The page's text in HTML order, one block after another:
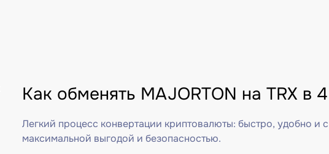
Как обменять MAJORTON на TRX в
Легкий процесс конвертации криптовалюты: быстро, удобно
максимальной выгодой и безопасностью.